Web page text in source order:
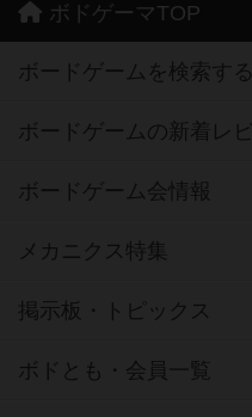
ボドゲーマTOP
ボードゲームを検索する
ボードゲームの新着レ
ボードゲーム会情報
メカニクス特集
掲示板・トピックス
ボドとも・会員一覧